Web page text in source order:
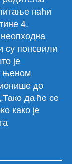
наћи
4.
су поновили
је
њеном
до
да ће се
како је